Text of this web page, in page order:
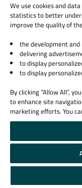
落とし穴は何で
Architecture
チームはアーキ
ラインにどのよ
Architecture
Axivion アーキ
ドベースにどの
アーキテクチャ
れる具体的なメ
We use cookies and
statistics to better
improve the quality of
the development
delivering
to display
to display
By clicking “Allow All”,
to enhance site
marketing efforts. You